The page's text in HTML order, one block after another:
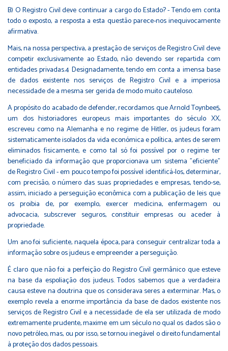
B) O Registro Civil deve continuar a cargo do Estado? - Tendo em conta
todo o exposto, a resposta a esta questão parece-nos inequivocamente
afirmativa.
Mais, na nossa perspectiva, a prestação de serviços de Registro Civil deve
competir exclusivamente ao Estado, não devendo ser repartida com
entidades privadas.4 Designadamente, tendo em conta a imensa base
de dados existente nos serviços de Registro Civil e a imperiosa
necessidade de a mesma ser gerida de modo muito cauteloso.
A propósito do acabado de defender, recordamos que Arnold Toynbee5,
um dos historiadores europeus mais importantes do século XX,
escreveu como na Alemanha e no regime de Hitler, os judeus foram
sistematicamente isolados da vida económica e política, antes de serem
eliminados fisicamente, e como tal só foi possível por o regime ter
beneficiado da informação que proporcionava um sistema "eficiente"
de Registro Civil - em pouco tempo foi possível identificá-los, determinar,
com precisão, o número das suas propriedades e empresas, tendo-se,
assim, iniciado a perseguição econômica com a publicação de leis que
os proibia de, por exemplo, exercer medicina, enfermagem ou
advocacia, subscrever seguros, constituir empresas ou aceder à
propriedade.
Um ano foi suficiente, naquela época, para conseguir centralizar toda a
informação sobre os judeus e empreender a perseguição.
É claro que não foi a perfeição do Registro Civil germânico que esteve
na base da espoliação dos judeus. Todos sabemos que a verdadeira
causa esteve na doutrina que os considerava seres a exterminar. Mas, o
exemplo revela a enorme importância da base de dados existente nos
serviços de Registro Civil e a necessidade de ela ser utilizada de modo
extremamente prudente, maxime em um século no qual os dados são o
novo petróleo, mas, ou por isso, se tornou inegável o direito fundamental
à proteção dos dados pessoais.